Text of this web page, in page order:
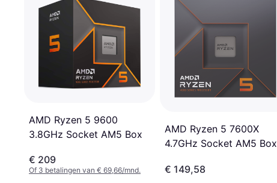
AMD Ryzen 5 9600
3.8GHz Socket AM5 Box
€ 209
Of 3 betalingen van € 69,66/mnd.
AMD Ryzen 5 7600X
4.7GHz Socket AM5 Box
€ 149,58